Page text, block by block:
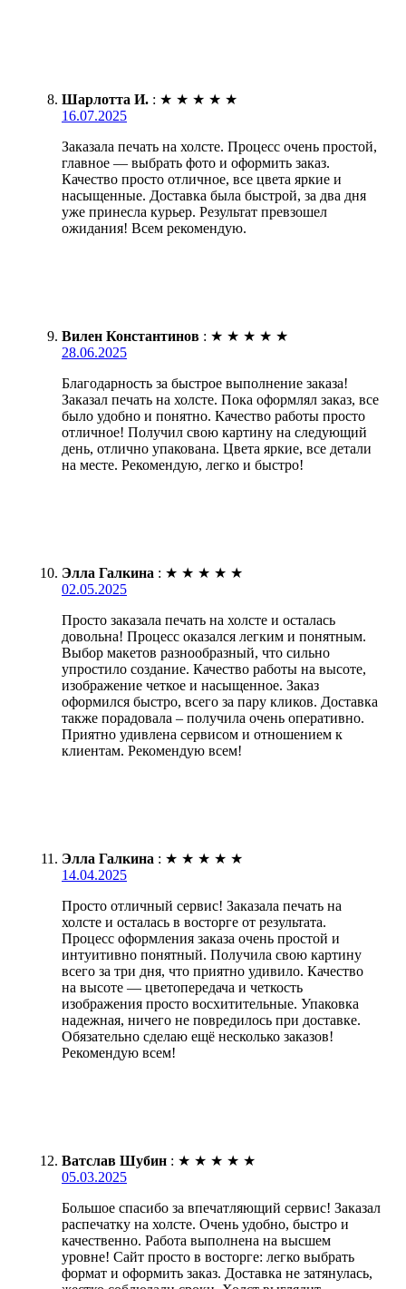
Шарлотта И. : ★ ★ ★ ★ ★
16.07.2025
Заказала печать на холсте. Процесс очень простой,
главное — выбрать фото и оформить заказ.
Качество просто отличное, все цвета яркие и
насыщенные. Доставка была быстрой, за два дня
уже принесла курьер. Результат превзошел
ожидания! Всем рекомендую.
Вилен Константинов : ★ ★ ★ ★ ★
28.06.2025
Благодарность за быстрое выполнение заказа!
Заказал печать на холсте. Пока оформлял заказ, все
было удобно и понятно. Качество работы просто
отличное! Получил свою картину на следующий
день, отлично упакована. Цвета яркие, все детали
на месте. Рекомендую, легко и быстро!
Элла Галкина : ★ ★ ★ ★ ★
02.05.2025
Просто заказала печать на холсте и осталась
довольна! Процесс оказался легким и понятным.
Выбор макетов разнообразный, что сильно
упростило создание. Качество работы на высоте,
изображение четкое и насыщенное. Заказ
оформился быстро, всего за пару кликов. Доставка
также порадовала – получила очень оперативно.
Приятно удивлена сервисом и отношением к
клиентам. Рекомендую всем!
Элла Галкина : ★ ★ ★ ★ ★
14.04.2025
Просто отличный сервис! Заказала печать на
холсте и осталась в восторге от результата.
Процесс оформления заказа очень простой и
интуитивно понятный. Получила свою картину
всего за три дня, что приятно удивило. Качество
на высоте — цветопередача и четкость
изображения просто восхитительные. Упаковка
надежная, ничего не повредилось при доставке.
Обязательно сделаю ещё несколько заказов!
Рекомендую всем!
Ватслав Шубин : ★ ★ ★ ★ ★
05.03.2025
Большое спасибо за впечатляющий сервис! Заказал
распечатку на холсте. Очень удобно, быстро и
качественно. Работа выполнена на высшем
уровне! Сайт просто в восторге: легко выбрать
формат и оформить заказ. Доставка не затянулась,